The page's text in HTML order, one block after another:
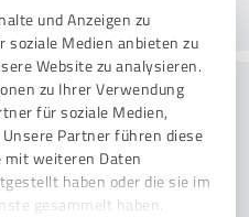
und Anzeigen zu
Medien anbieten zu
Website zu analysieren.
zu Ihrer Verwendung
für soziale Medien,
Partner führen diese
weiteren Daten
haben oder die sie im
gesammelt haben.